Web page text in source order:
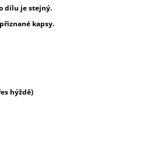
dílu je stejný.
kapsy.
hýždě)